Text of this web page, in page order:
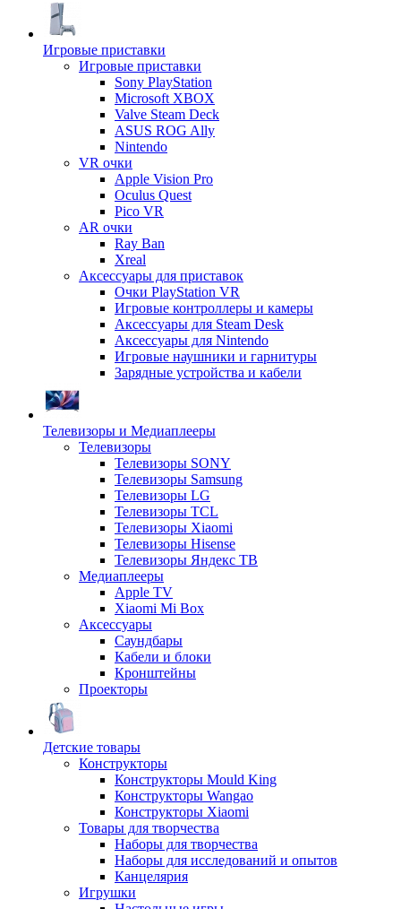
Игровые приставки
Игровые приставки
Sony PlayStation
Microsoft XBOX
Valve Steam Deck
ASUS ROG Ally
Nintendo
VR очки
Apple Vision Pro
Oculus Quest
Pico VR
AR очки
Ray Ban
Xreal
Аксессуары для приставок
Очки PlayStation VR
Игровые контроллеры и камеры
Аксессуары для Steam Desk
Аксессуары для Nintendo
Игровые наушники и гарнитуры
Зарядные устройства и кабели
Телевизоры и Медиаплееры
Телевизоры
Телевизоры SONY
Телевизоры Samsung
Телевизоры LG
Телевизоры TCL
Телевизоры Xiaomi
Телевизоры Hisense
Телевизоры Яндекс ТВ
Медиаплееры
Apple TV
Xiaomi Mi Box
Аксессуары
Саундбары
Кабели и блоки
Кронштейны
Проекторы
Детские товары
Конструкторы
Конструкторы Mould King
Конструкторы Wangao
Конструкторы Xiaomi
Товары для творчества
Наборы для творчества
Наборы для исследований и опытов
Канцелярия
Игрушки